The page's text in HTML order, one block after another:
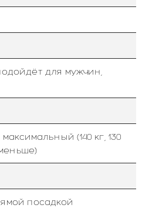
для мужчин,
(140 кг, 130
меньше)
посадкой